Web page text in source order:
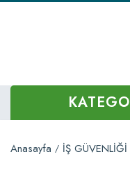
Anasayfa İŞ GÜVENLİĞİ